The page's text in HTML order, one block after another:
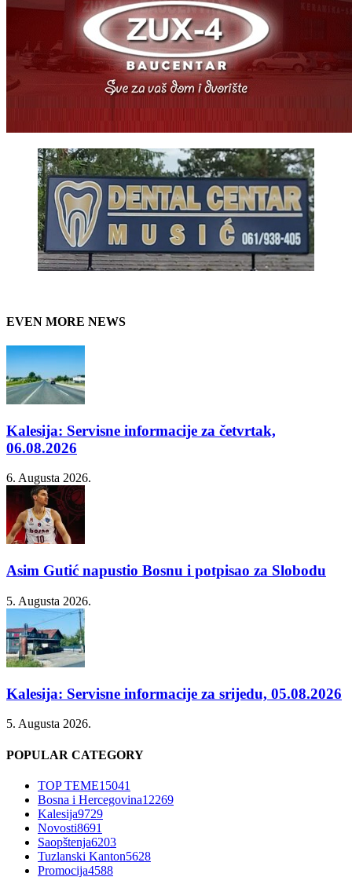
EVEN MORE NEWS
Kalesija: Servisne informacije za četvrtak,
06.08.2026
6. Augusta 2026.
Asim Gutić napustio Bosnu i potpisao za Slobodu
5. Augusta 2026.
Kalesija: Servisne informacije za srijedu, 05.08.2026
5. Augusta 2026.
POPULAR CATEGORY
TOP TEME15041
Bosna i Hercegovina12269
Kalesija9729
Novosti8691
Saopštenja6203
Tuzlanski Kanton5628
Promocija4588